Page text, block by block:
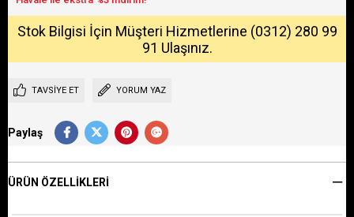
Stok Bilgisi İçin Müşteri Hizmetlerine (0312) 280 99
91 Ulaşınız.
TAVSIYE ET YORUM YAZ
Paylaş
ÜRÜN ÖZELLIKLERI